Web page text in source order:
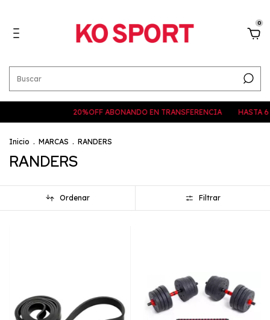
0
20%OFF ABONANDO EN TRANSFERENCIA HASTA 6 CUOTAS
Inicio . MARCAS . RANDERS
RANDERS
Ordenar Filtrar